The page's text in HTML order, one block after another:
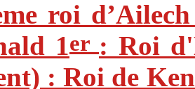
roi
1er : Roi
: Roi de